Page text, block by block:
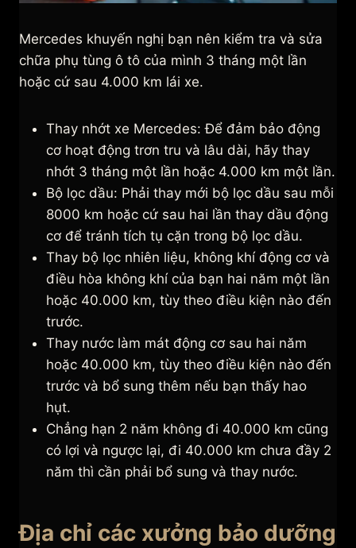
Mercedes khuyến nghị bạn nên kiểm tra và sửa
chữa phụ tùng ô tô của mình 3 tháng một lần
hoặc cứ sau 4.000 km lái xe.
Thay nhớt xe Mercedes: Để đảm bảo động
cơ hoạt động trơn tru và lâu dài, hãy thay
nhớt 3 tháng một lần hoặc 4.000 km một lần.
Bộ lọc dầu: Phải thay mới bộ lọc dầu sau mỗi
8000 km hoặc cứ sau hai lần thay dầu động
cơ để tránh tích tụ cặn trong bộ lọc dầu.
Thay bộ lọc nhiên liệu, không khí động cơ và
điều hòa không khí của bạn hai năm một lần
hoặc 40.000 km, tùy theo điều kiện nào đến
trước.
Thay nước làm mát động cơ sau hai năm
hoặc 40.000 km, tùy theo điều kiện nào đến
trước và bổ sung thêm nếu bạn thấy hao
hụt.
Chẳng hạn 2 năm không đi 40.000 km cũng
có lợi và ngược lại, đi 40.000 km chưa đầy 2
năm thì cần phải bổ sung và thay nước.
Địa chỉ các xưởng bảo dưỡng